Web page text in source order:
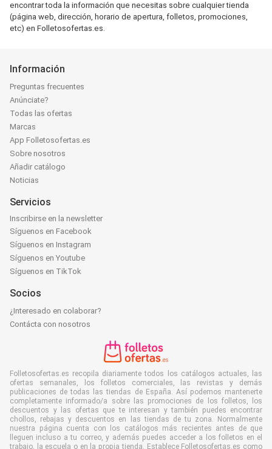
encontrar toda la información que necesitas sobre cualquier tienda
(página web, dirección, horario de apertura, folletos, promociones,
etc) en Folletosofertas.es.
Información
Preguntas frecuentes
Anúnciate?
Todas las ofertas
Marcas
App Folletosofertas.es
Sobre nosotros
Añadir catálogo
Noticias
Servicios
Inscribirse en la newsletter
Síguenos en Facebook
Síguenos en Instagram
Síguenos en Youtube
Síguenos en TikTok
Socios
¿Interesado en colaborar?
Contácta con nosotros
Folletosofertas.es recopila diariamente todos los catálogos actuales, las
ofertas semanales, los folletos comerciales, las revistas y demás
publicaciones de todas las tiendas de España. Así podemos mantenerte
completamente informado/a sobre las promociones de los folletos, los
descuentos y las ofertas que te interesan y también puedes encontrar
chollos, rebajas y descuentos en las tiendas de tu zona. Normalmente
nuestra página cuenta con los catálogos más recientes antes de que
lleguen incluso a tu correo, y además puedes acceder a los folletos en el
trabajo, la escuela o en la propia tienda. Establece Folletosofertas.es como